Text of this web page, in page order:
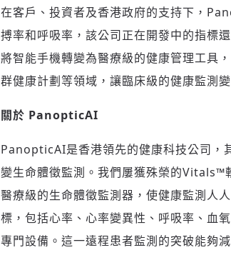
在客戶、投資者及香港政府的支持下，
搏率和呼吸率，該公司正在開發中的指標
將智能手機轉變為醫療級的健康管理工具
群健康計劃等領域，讓臨床級的健康監測
關於 PanopticAI
PanopticAI是香港領先的健康科技公司，
變生命體徵監測。我們屢獲殊榮的Vitals™
醫療級的生命體徵監測器，使健康監測人
標，包括心率、心率變異性、呼吸率、血
專門設備。這一遠程患者監測的突破能夠